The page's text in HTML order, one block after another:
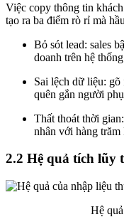
Việc copy thông tin
tạo ra ba điểm rò rỉ mà
Bỏ sót lead: sales
doanh trên hệ
Sai lệch dữ liệu: gõ
quên gắn người
Thất thoát thời
nhân với hàng trăm
2.2 Hệ quả tích lũy
Hệ